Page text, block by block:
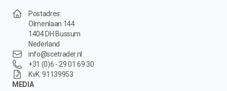
Postadres:
Olmenlaan 144
1404 DH Bussum
Nederland
info@scetrader.nl
+31 (0)6 - 29 01 69 30
KvK: 91139953
MEDIA